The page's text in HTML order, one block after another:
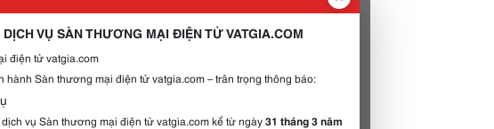
VỤ SÀN THƯƠNG MẠI ĐIỆN TỬ VATGIA.COM
điện tử vatgia.com
hành Sàn thương mại điện tử vatgia.com – trân trọng thông báo:
vụ Sàn thương mại điện tử vatgia.com kể từ ngày31 tháng 3 năm